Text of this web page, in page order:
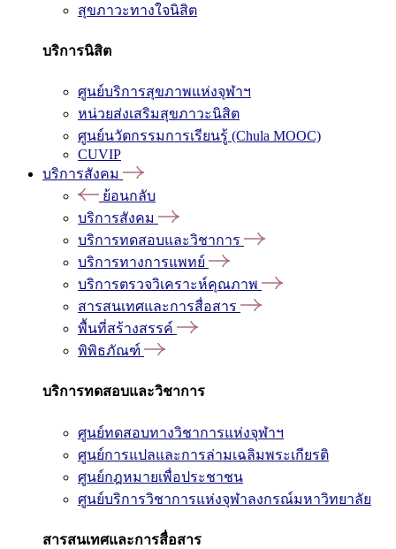
สุขภาวะทางใจนิสิต
บริการนิสิต
ศูนย์บริการสุขภาพแห่งจุฬาฯ
หน่วยส่งเสริมสุขภาวะนิสิต
ศูนย์นวัตกรรมการเรียนรู้ (Chula MOOC)
CUVIP
บริการสังคม
ย้อนกลับ
บริการสังคม
บริการทดสอบและวิชาการ
บริการทางการแพทย์
บริการตรวจวิเคราะห์คุณภาพ
สารสนเทศและการสื่อสาร
พื้นที่สร้างสรรค์
พิพิธภัณฑ์
บริการทดสอบและวิชาการ
ศูนย์ทดสอบทางวิชาการแห่งจุฬาฯ
ศูนย์การแปลและการล่ามเฉลิมพระเกียรติ
ศูนย์กฎหมายเพื่อประชาชน
ศูนย์บริการวิชาการแห่งจุฬาลงกรณ์มหาวิทยาลัย
สารสนเทศและการสื่อสาร